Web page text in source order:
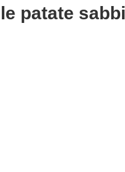
patate